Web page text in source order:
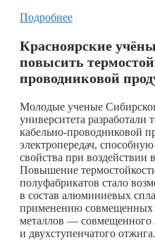
Подробнее
Красноярские
повысить
проводниковой
Молодые ученые
университета разработали
кабельно-проводниковой
электропередач,
свойства при воздействии
Повышение
полуфабрикатов стало
в состав алюминиевых
применению совмещенных
металлов — совмещенного
и двухступенчатого отжига.